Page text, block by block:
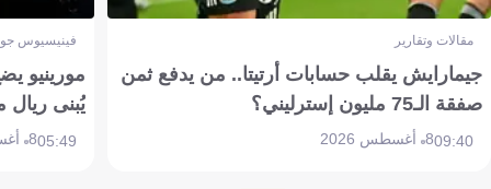
مقالات وتقارير
جيمارايش يقلب حسابات أرتيتا.. من يدفع ثمن
صفقة الـ75 مليون إسترليني؟
09:408 أغسطس 2026
فينيسيوس
مورينيو
يُبنى ريال
05:498 أغسطس 2026